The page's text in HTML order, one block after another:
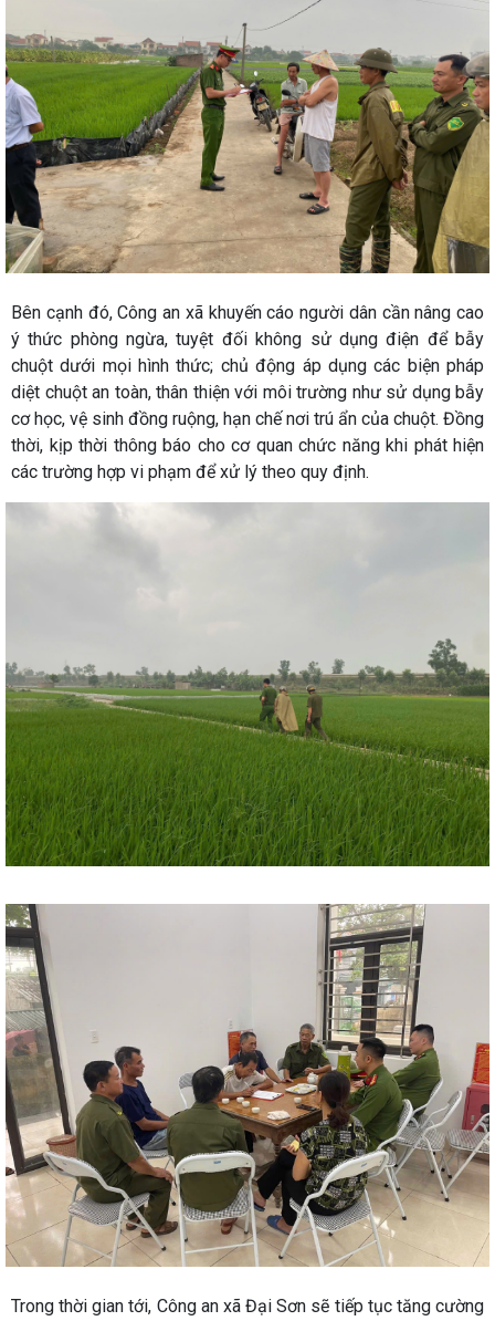
Bên cạnh đó, Công an xã khuyến cáo người dân cần nâng cao
ý thức phòng ngừa, tuyệt đối không sử dụng điện để bẫy
chuột dưới mọi hình thức; chủ động áp dụng các biện pháp
diệt chuột an toàn, thân thiện với môi trường như sử dụng bẫy
cơ học, vệ sinh đồng ruộng, hạn chế nơi trú ẩn của chuột. Đồng
thời, kịp thời thông báo cho cơ quan chức năng khi phát hiện
các trường hợp vi phạm để xử lý theo quy định.
Trong thời gian tới, Công an xã Đại Sơn sẽ tiếp tục tăng cường